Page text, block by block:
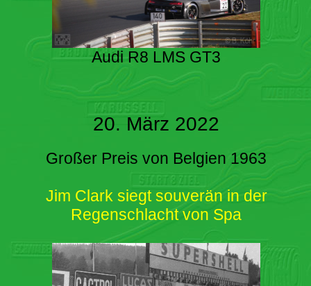
Audi R8 LMS GT3
20. März 2022
Großer Preis von Belgien 1963
Jim Clark siegt souverän in der
Regenschlacht von Spa